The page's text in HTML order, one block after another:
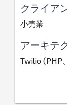
クライア
小売業
アーキテ
Twilio (PHP